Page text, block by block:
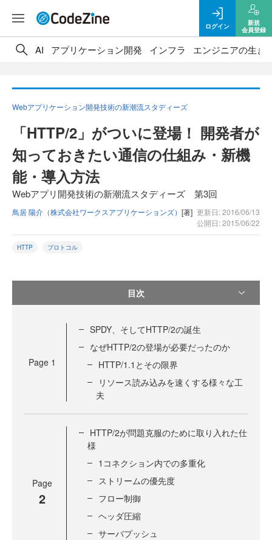
ログイン
新規
会員登録
AI アプリケーション開発 インフラ エンジニアの生き
Webアプリケーション開発技術の新潮流スタディーズ
「HTTP/2」がついに登場！ 開発者が
知っておきたい通信の仕組み・新機
能・導入方法
Webアプリ開発技術の新潮流スタディーズ 第3回
鳥居 陽介（株式会社ワークスアプリケーションズ） [著] 更新日: 2016/06/13
公開日: 2015/06/22
HTTP プロトコル
目次
Page 1
SPDY、そしてHTTP/2の誕生
なぜHTTP/2の登場が必要だったのか
HTTP/1.1とその限界
リソース読み込みを速くする様々な工
夫
Page
2
HTTP/2が問題克服のために取り入れた仕
様
1コネクション内での多重化
ストリームの優先度
フロー制御
ヘッダ圧縮
サーバプッシュ